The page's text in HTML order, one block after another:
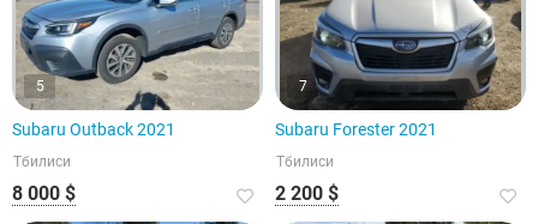
5
Subaru Outback 2021
Тбилиси
8 000 $
7
Subaru Forester 2021
Тбилиси
2 200 $